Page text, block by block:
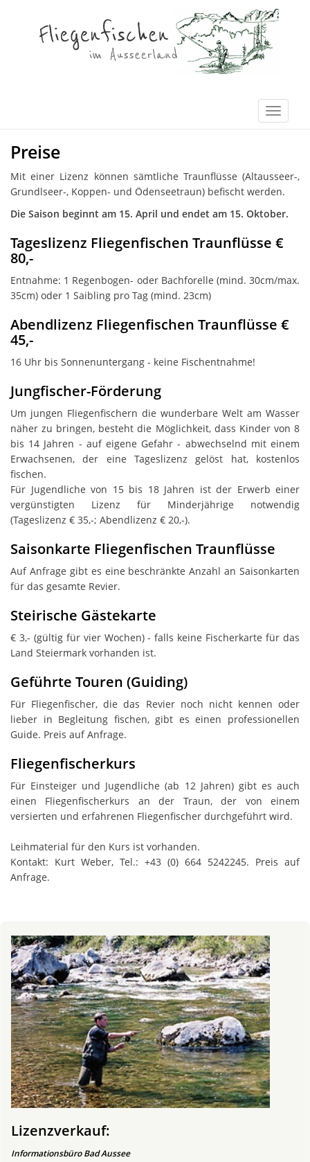
Preise
Mit einer Lizenz können sämtliche Traunflüsse (Altausseer-,
Grundlseer-, Koppen- und Ödenseetraun) befischt werden.
Die Saison beginnt am 15. April und endet am 15. Oktober.
Tageslizenz Fliegenfischen Traunflüsse €
80,-
Entnahme: 1 Regenbogen- oder Bachforelle (mind. 30cm/max.
35cm) oder 1 Saibling pro Tag (mind. 23cm)
Abendlizenz Fliegenfischen Traunflüsse €
45,-
16 Uhr bis Sonnenuntergang - keine Fischentnahme!
Jungfischer-Förderung
Um jungen Fliegenfischern die wunderbare Welt am Wasser
näher zu bringen, besteht die Möglichkeit, dass Kinder von 8
bis 14 Jahren - auf eigene Gefahr - abwechselnd mit einem
Erwachsenen, der eine Tageslizenz gelöst hat, kostenlos
fischen.
Für Jugendliche von 15 bis 18 Jahren ist der Erwerb einer
vergünstigten Lizenz für Minderjährige notwendig
(Tageslizenz € 35,-; Abendlizenz € 20,-).
Saisonkarte Fliegenfischen Traunflüsse
Auf Anfrage gibt es eine beschränkte Anzahl an Saisonkarten
für das gesamte Revier.
Steirische Gästekarte
€ 3,- (gültig für vier Wochen) - falls keine Fischerkarte für das
Land Steiermark vorhanden ist.
Geführte Touren (Guiding)
Für Fliegenfischer, die das Revier noch nicht kennen oder
lieber in Begleitung fischen, gibt es einen professionellen
Guide. Preis auf Anfrage.
Fliegenfischerkurs
Für Einsteiger und Jugendliche (ab 12 Jahren) gibt es auch
einen Fliegenfischerkurs an der Traun, der von einem
versierten und erfahrenen Fliegenfischer durchgeführt wird.
Leihmaterial für den Kurs ist vorhanden.
Kontakt: Kurt Weber, Tel.: +43 (0) 664 5242245. Preis auf
Anfrage.
Lizenzverkauf:
Informationsbüro Bad Aussee